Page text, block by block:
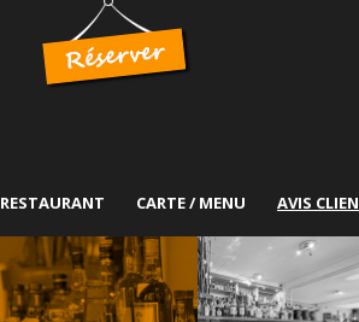
RESTAURANT CARTE / MENU AVIS